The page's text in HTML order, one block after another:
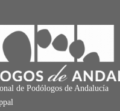
de Podólogos de Andalucía